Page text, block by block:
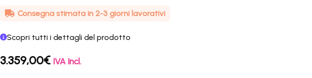
Consegna stimata in 2-3 giorni lavorativi
Scopri tutti i dettagli del prodotto
3.359,00€ IVA Incl.